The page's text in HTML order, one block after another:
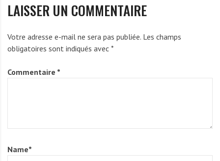
LAISSER UN COMMENTAIRE
Votre adresse e-mail ne sera pas publiée. Les champs
obligatoires sont indiqués avec *
Commentaire *
Name*